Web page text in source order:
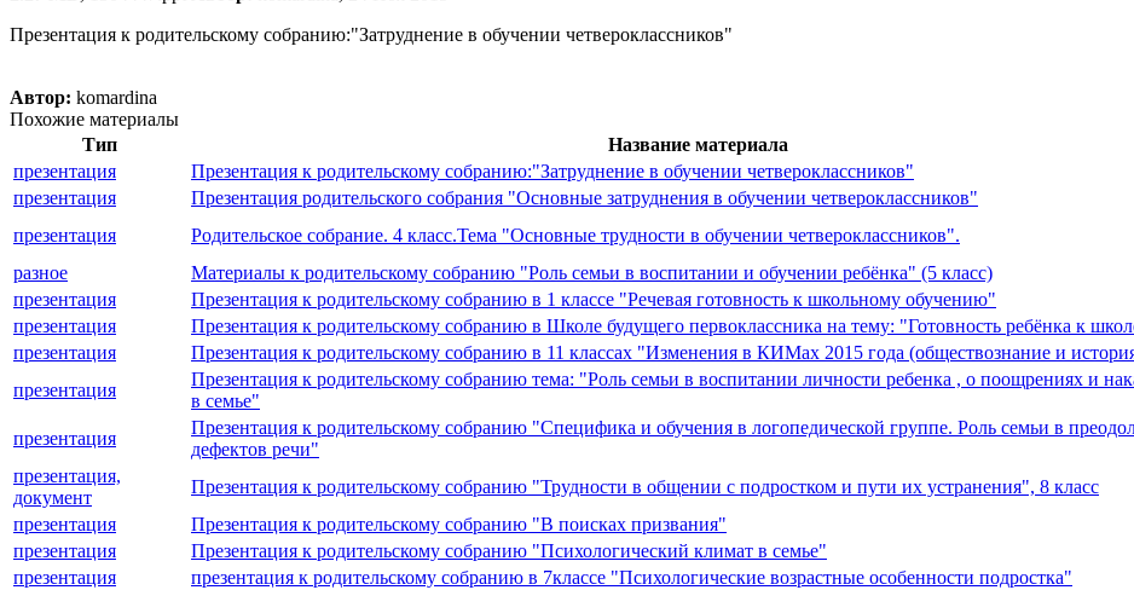
Презентация к родительскому собранию:"Затруднение в обучении четвероклассников"
Автор: komardina
Похожие материалы
Тип
Название материала
презентация
Презентация к родительскому собранию:"Затруднение в обучении четвероклассников"
презентация
Презентация родительского собрания "Основные затруднения в обучении четвероклассников"
презентация
Родительское собрание. 4 класс.Тема "Основные трудности в обучении четвероклассников".
разное
Материалы к родительскому собранию "Роль семьи в воспитании и обучении ребёнка" (5 класс)
презентация
Презентация к родительскому собранию в 1 классе "Речевая готовность к школьному обучению"
презентация
Презентация к родительскому собранию в Школе будущего первоклассника на тему: "Готовность ребёнка к
презентация
Презентация к родительскому собранию в 11 классах "Изменения в КИМах 2015 года (обществознание и
презентация
Презентация к родительскому собранию тема: "Роль семьи в воспитании личности ребенка , о поощрениях и
в семье"
презентация
Презентация к родительскому собранию "Специфика и обучения в логопедической группе. Роль семьи в
дефектов речи"
презентация,
документ
Презентация к родительскому собранию "Трудности в общении с подростком и пути их устранения", 8 класс
презентация
Презентация к родительскому собранию "В поисках призвания"
презентация
Презентация к родительскому собранию "Психологический климат в семье"
презентация
презентация к родительскому собранию в 7классе "Психологические возрастные особенности подростка"